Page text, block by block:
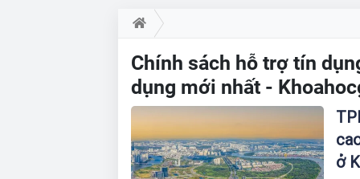
Chính sách hỗ trợ tín
dụng mới nhất -
ở